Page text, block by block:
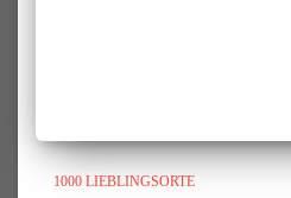
1000 LIEBLINGSORTE